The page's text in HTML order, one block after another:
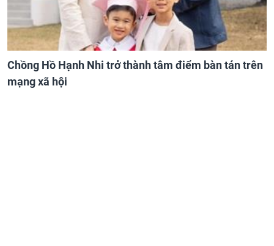
Chồng Hồ Hạnh Nhi trở thành tâm điểm bàn tán trên
mạng xã hội